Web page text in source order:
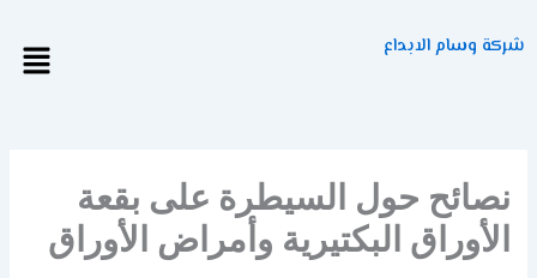
إلىشركة وسام الابداع
نصائح حول السيطرة على بقعة
الأوراق البكتيرية وأمراض الأوراق